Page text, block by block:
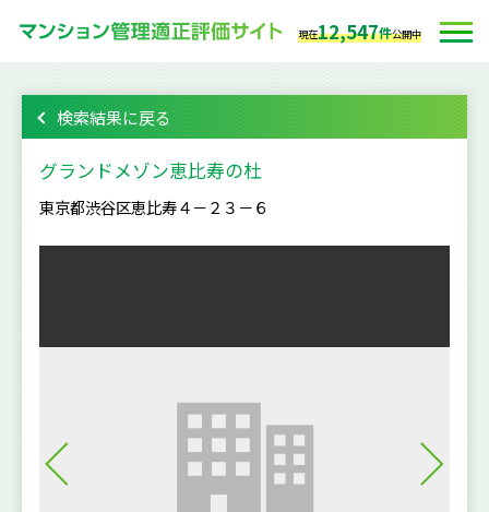
現在12,547件公開中
検索結果に戻る
グランドメゾン恵比寿の杜
東京都渋谷区恵比寿４－２３－６